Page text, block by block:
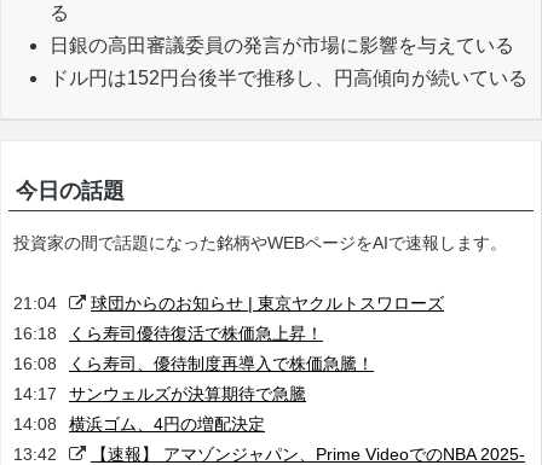
る
日銀の高田審議委員の発言が市場に影響を与えている
ドル円は152円台後半で推移し、円高傾向が続いている
今日の話題
投資家の間で話題になった銘柄やWEBページをAIで速報します。
21:04
球団からのお知らせ | 東京ヤクルトスワローズ
16:18
くら寿司優待復活で株価急上昇！
16:08
くら寿司、優待制度再導入で株価急騰！
14:17
サンウェルズが決算期待で急騰
14:08
横浜ゴム、4円の増配決定
13:42
【速報】 アマゾンジャパン、Prime VideoでのNBA 2025-